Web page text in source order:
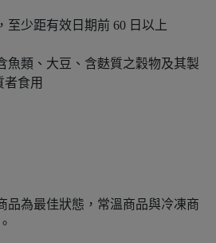
至少距有效日期前 60 日以上
魚類、大豆、含麩質之穀物及其製
者食用
品為最佳狀態，常溫商品與冷凍商